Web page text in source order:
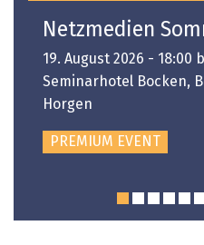
Netzmedien
19. August 2026 - 18:00
Seminarhotel Bocken,
Horgen
PREMIUM EVENT